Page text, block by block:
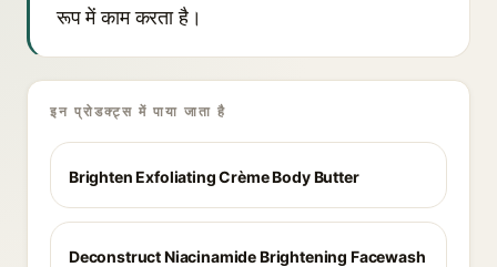
रूप में काम करता है।
इन प्रोडक्ट्स में पाया जाता है
Brighten Exfoliating Crème Body Butter
Deconstruct Niacinamide Brightening Facewash